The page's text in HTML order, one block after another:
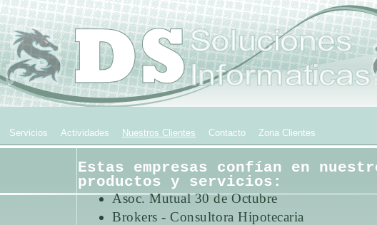
Servicios Actividades Nuestros Clientes Contacto Zona Clientes
Estas empresas confían en
productos y servicios:
Asoc. Mutual 30 de Octubre
Brokers - Consultora Hipotecaria